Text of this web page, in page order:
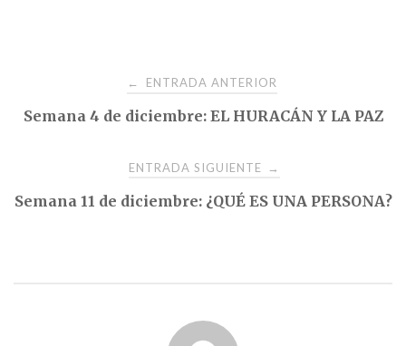
Navegación
de
← ENTRADA ANTERIOR
Semana 4 de diciembre: EL HURACÁN Y LA PAZ
ENTRADA SIGUIENTE →
Semana 11 de diciembre: ¿QUÉ ES UNA PERSONA?